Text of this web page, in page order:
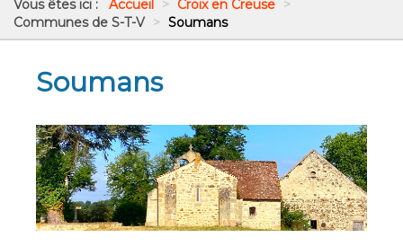
Vous êtes ici : Accueil > Croix en Creuse >
Communes de S-T-V > Soumans
Soumans